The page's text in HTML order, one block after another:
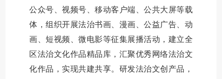
公众号、视频号、移动客户端、公共大屏等载
体，组织开展法治书画、漫画、公益广告、动
画、短视频、微电影等征集展播活动，建立全
区法治文化作品精品库，汇聚优秀网络法治文
化作品，实现共建共享。研发法治文创产品，